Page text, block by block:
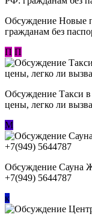
Обсуждение Новые
гражданам без
П П
Обсуждение ​Такси в
цены, легко ли
М
Обсуждение Сауна
+7(949) 5644787
к